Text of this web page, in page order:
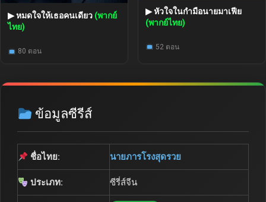
▶ หมดใจให้เธอคนเดียว (พากย์
ไทย)
80 ตอน
▶ หัวใจในกำมือนายมาเฟีย
(พากย์ไทย)
52 ตอน
ข้อมูลซีรีส์
ชื่อไทย: นายภารโรงสุดรวย
ประเภท: ซีรี่ส์จีน